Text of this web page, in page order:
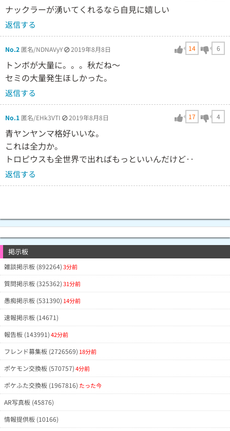
ナックラーが湧いてくれるなら自見に嬉しい
返信する
No.2 匿名/NDNAVyY 2019年8月8日 14 6
トンボが大量に。。。秋だね～
セミの大量発生ほしかった。
返信する
No.1 匿名/EHk3VTI 2019年8月8日 17 4
青ヤンヤンマ格好いいな。
これは全力か。
トロピウスも全世界で出ればもっといいんだけど‥
返信する
掲示板
雑談掲示板 (892264)3分前
質問掲示板 (325362)31分前
愚痴掲示板 (531390) 14分前
速報掲示板 (14671)
報告板 (143991)42分前
フレンド募集板 (2726569) 18分前
ポケモン交換板 (570757)4分前
ポケふた交換板 (1967816) たった今
AR写真板 (45876)
情報提供板 (10166)